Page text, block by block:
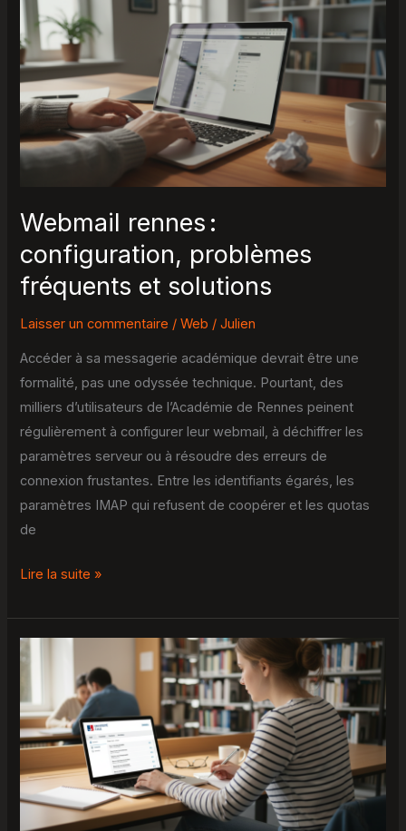
Webmail rennes :
configuration, problèmes
fréquents et solutions
Laisser un commentaire /Web /Julien
Accéder à sa messagerie académique devrait être une
formalité, pas une odyssée technique. Pourtant, des
milliers d’utilisateurs de l’Académie de Rennes peinent
régulièrement à configurer leur webmail, à déchiffrer les
paramètres serveur ou à résoudre des erreurs de
connexion frustantes. Entre les identifiants égarés, les
paramètres IMAP qui refusent de coopérer et les quotas
de
rennes :
configuration,
problèmes
fréquents
et
solutions
Lire la suite »
Zimbra
Lille
:
Guide
simple
et
rapide